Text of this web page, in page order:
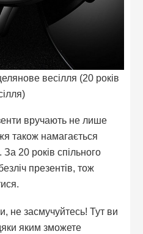
весілля (20 років
вручають не лише
також намагається
20 років спільного
презентів, тож
не засмучуйтесь! Тут ви
яким зможете